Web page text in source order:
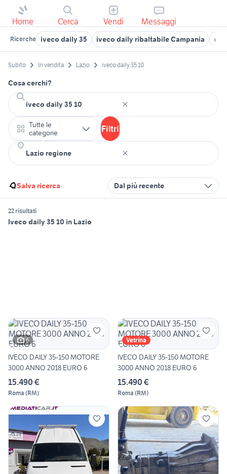
Home Cerca Vendi Messaggi
Ricerche iveco daily 35 iveco daily ribaltabile Campania
Subito In vendita Lazio iveco daily 35 10
Cosa cerchi?
Tutte le
categorie
Filtri
Salva ricerca Dal più recente
22 risultati
Iveco daily 35 10 in Lazio
6
IVECO DAILY 35-150 MOTORE
3000 ANNO 2018 EURO 6
15.490 €
Roma (RM)
Vetrina
IVECO DAILY 35-150 MOTORE
3000 ANNO 2018 EURO 6
15.490 €
Roma (RM)